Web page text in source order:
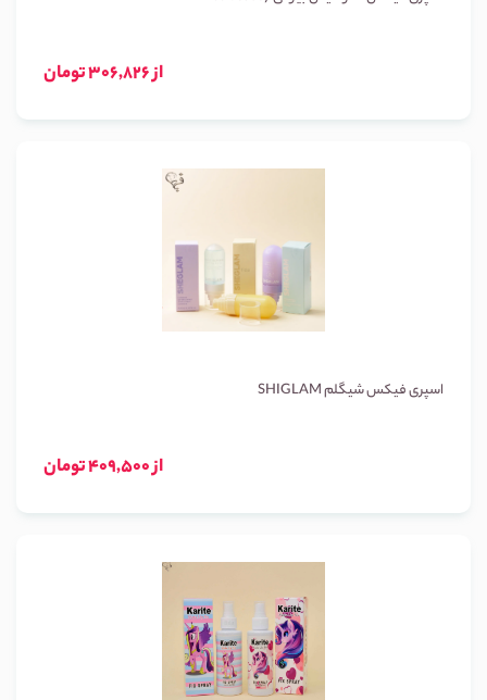
از 306,826 تومان
اسپری فیکس شیگلم SHIGLAM
از 409,500 تومان